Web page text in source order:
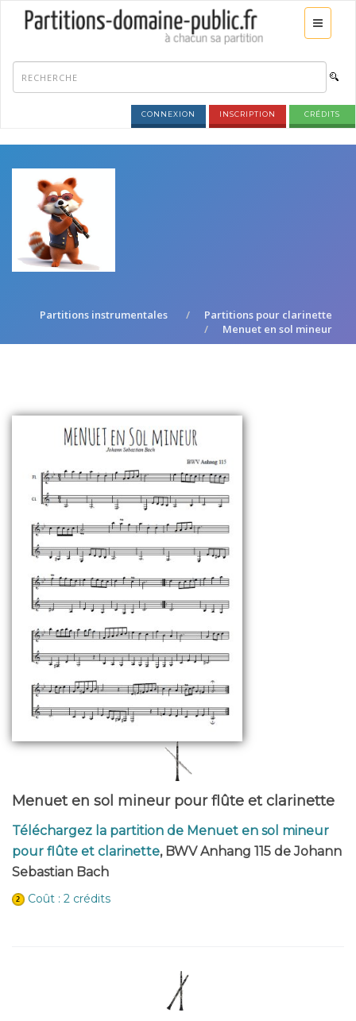
CONNEXION INSCRIPTION CRÉDITS
Partitions instrumentales
Partitions pour clarinette
Menuet en sol mineur
Menuet en sol mineur pour flûte et clarinette
Téléchargez la partition de Menuet en sol mineur
pour flûte et clarinette, BWV Anhang 115 de Johann
Sebastian Bach
Coût : 2 crédits